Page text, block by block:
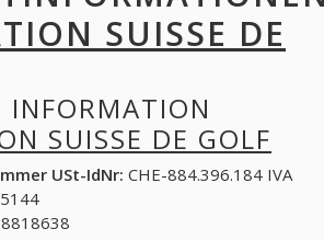
SUISSE DE
INFORMATION
SUISSE DE GOLF
USt-IdNr: CHE-884.396.184 IVA